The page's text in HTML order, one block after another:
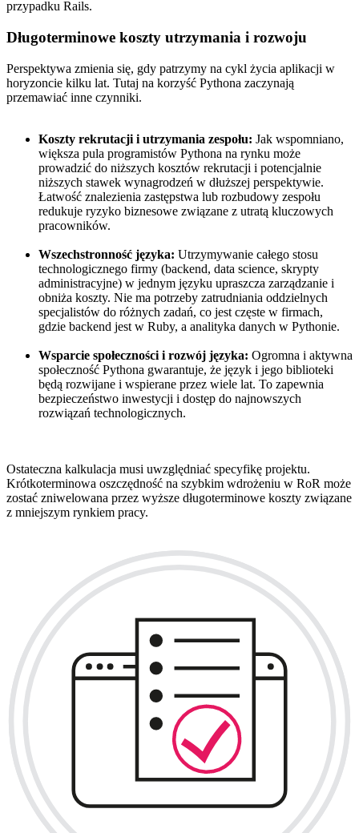
przypadku Rails.
Długoterminowe koszty utrzymania i rozwoju
Perspektywa zmienia się, gdy patrzymy na cykl życia aplikacji w
horyzoncie kilku lat. Tutaj na korzyść Pythona zaczynają
przemawiać inne czynniki.
Koszty rekrutacji i utrzymania zespołu: Jak wspomniano,
większa pula programistów Pythona na rynku może
prowadzić do niższych kosztów rekrutacji i potencjalnie
niższych stawek wynagrodzeń w dłuższej perspektywie.
Łatwość znalezienia zastępstwa lub rozbudowy zespołu
redukuje ryzyko biznesowe związane z utratą kluczowych
pracowników.
Wszechstronność języka: Utrzymywanie całego stosu
technologicznego firmy (backend, data science, skrypty
administracyjne) w jednym języku upraszcza zarządzanie i
obniża koszty. Nie ma potrzeby zatrudniania oddzielnych
specjalistów do różnych zadań, co jest częste w firmach,
gdzie backend jest w Ruby, a analityka danych w Pythonie.
Wsparcie społeczności i rozwój języka: Ogromna i aktywna
społeczność Pythona gwarantuje, że język i jego biblioteki
będą rozwijane i wspierane przez wiele lat. To zapewnia
bezpieczeństwo inwestycji i dostęp do najnowszych
rozwiązań technologicznych.
Ostateczna kalkulacja musi uwzględniać specyfikę projektu.
Krótkoterminowa oszczędność na szybkim wdrożeniu w RoR może
zostać zniwelowana przez wyższe długoterminowe koszty związane
z mniejszym rynkiem pracy.